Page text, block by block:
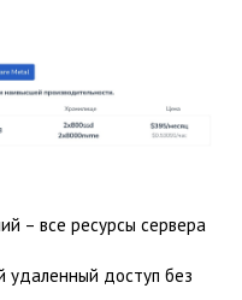
– все ресурсы сервера
доступ без